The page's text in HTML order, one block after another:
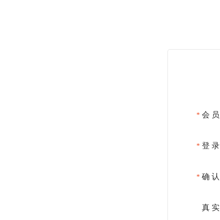
会
登
确
真